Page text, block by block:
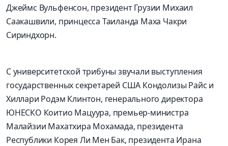
Джеймс Вульфенсон, президент Грузии Михаил
Саакашвили, принцесса Таиланда Маха Чакри
Сириндхорн.
С университетской трибуны звучали выступления
государственных секретарей США Кондолизы Райс и
Хиллари Родэм Клинтон, генерального директора
ЮНЕСКО Коитио Мацуура, премьер-министра
Малайзии Махатхира Мохамада, президента
Республики Корея Ли Мен Бак, президента Ирана